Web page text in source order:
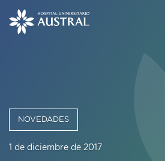
NOVEDADES
1 de diciembre de 2017